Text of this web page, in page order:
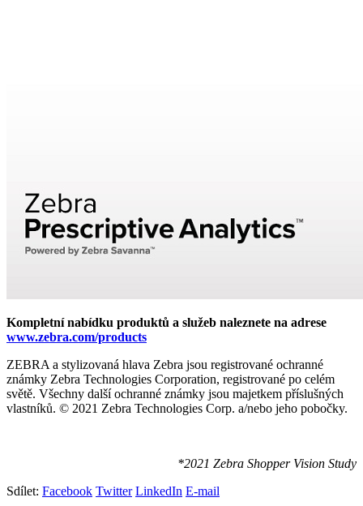
Kompletní nabídku produktů a služeb naleznete na adrese
www.zebra.com/products
ZEBRA a stylizovaná hlava Zebra jsou registrované ochranné
známky Zebra Technologies Corporation, registrované po celém
světě. Všechny další ochranné známky jsou majetkem příslušných
vlastníků. © 2021 Zebra Technologies Corp. a/nebo jeho pobočky.
*2021 Zebra Shopper Vision Study
Sdílet: Facebook Twitter LinkedIn E-mail